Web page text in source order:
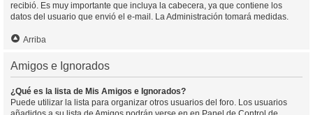
recibió. Es muy importante que incluya la cabecera, ya que contiene los
datos del usuario que envió el e-mail. La Administración tomará medidas.
Arriba
Amigos e Ignorados
¿Qué es la lista de Mis Amigos e Ignorados?
Puede utilizar la lista para organizar otros usuarios del foro. Los usuarios